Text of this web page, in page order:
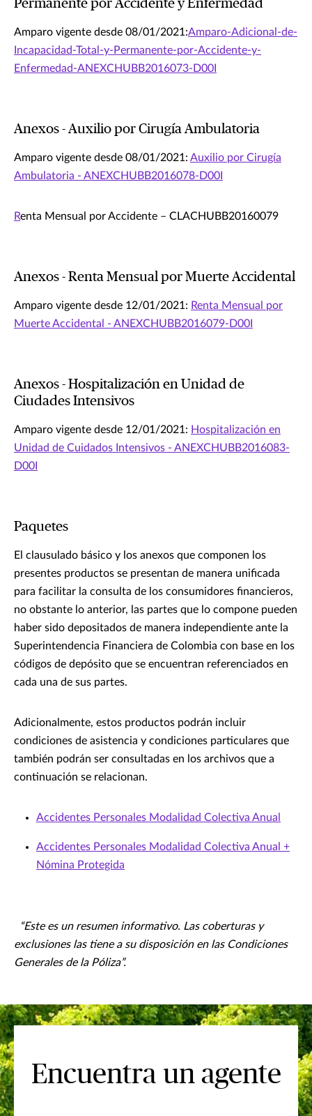
Permanente por Accidente y Enfermedad
Amparo vigente desde 08/01/2021:Amparo-Adicional-de-
Incapacidad-Total-y-Permanente-por-Accidente-y-
Enfermedad-ANEXCHUBB2016073-D00I
Anexos - Auxilio por Cirugía Ambulatoria
Amparo vigente desde 08/01/2021: Auxilio por Cirugía
Ambulatoria - ANEXCHUBB2016078-D00I
Renta Mensual por Accidente – CLACHUBB20160079
Anexos - Renta Mensual por Muerte Accidental
Amparo vigente desde 12/01/2021: Renta Mensual por
Muerte Accidental - ANEXCHUBB2016079-D00I
Anexos - Hospitalización en Unidad de
Ciudades Intensivos
Amparo vigente desde 12/01/2021: Hospitalización en
Unidad de Cuidados Intensivos - ANEXCHUBB2016083-
D00I
Paquetes
El clausulado básico y los anexos que componen los
presentes productos se presentan de manera unificada
para facilitar la consulta de los consumidores financieros,
no obstante lo anterior, las partes que lo compone pueden
haber sido depositados de manera independiente ante la
Superintendencia Financiera de Colombia con base en los
códigos de depósito que se encuentran referenciados en
cada una de sus partes.
Adicionalmente, estos productos podrán incluir
condiciones de asistencia y condiciones particulares que
también podrán ser consultadas en los archivos que a
continuación se relacionan.
Accidentes Personales Modalidad Colectiva Anual
Accidentes Personales Modalidad Colectiva Anual +
Nómina Protegida
“Este es un resumen informativo. Las coberturas y
exclusiones las tiene a su disposición en las Condiciones
Generales de la Póliza”.
Encuentra un agente